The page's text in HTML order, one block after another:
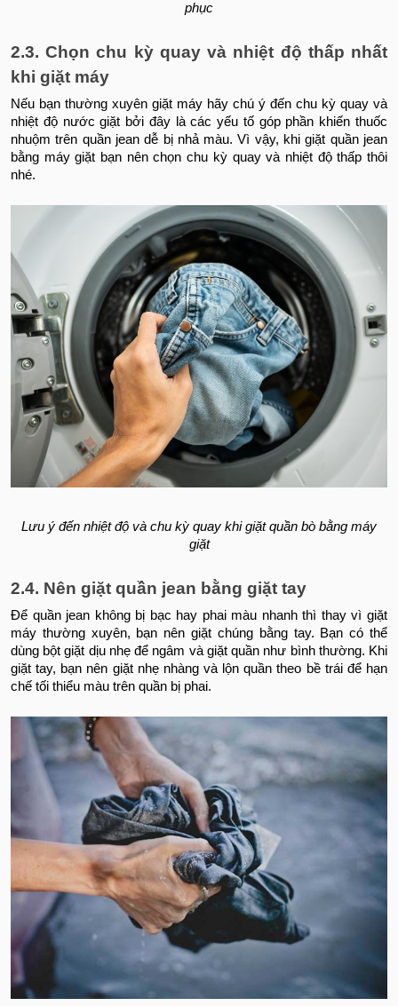
phục
2.3. Chọn chu kỳ quay và nhiệt độ thấp nhất
khi giặt máy
Nếu bạn thường xuyên giặt máy hãy chú ý đến chu kỳ quay và
nhiệt độ nước giặt bởi đây là các yếu tố góp phần khiến thuốc
nhuộm trên quần jean dễ bị nhả màu. Vì vậy, khi giặt quần jean
bằng máy giặt bạn nên chọn chu kỳ quay và nhiệt độ thấp thôi
nhé.
Lưu ý đến nhiệt độ và chu kỳ quay khi giặt quần bò bằng máy
giặt
2.4. Nên giặt quần jean bằng giặt tay
Để quần jean không bị bạc hay phai màu nhanh thì thay vì giặt
máy thường xuyên, bạn nên giặt chúng bằng tay. Bạn có thể
dùng bột giặt dịu nhẹ để ngâm và giặt quần như bình thường. Khi
giặt tay, bạn nên giặt nhẹ nhàng và lộn quần theo bề trái để hạn
chế tối thiểu màu trên quần bị phai.